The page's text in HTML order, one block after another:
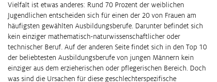
Vielfalt ist etwas anderes: Rund 70 Prozent der weiblichen
Jugendlichen entscheiden sich für einen der 20 von Frauen am
häufigsten gewählten Ausbildungsberufe. Darunter befindet sich
kein einziger mathematisch-naturwissenschaftlicher oder
technischer Beruf. Auf der anderen Seite findet sich in den Top 10
der beliebtesten Ausbildungsberufe von jungen Männern kein
einziger aus dem erzieherischen oder pflegerischen Bereich. Doch
was sind die Ursachen für diese geschlechterspezifische